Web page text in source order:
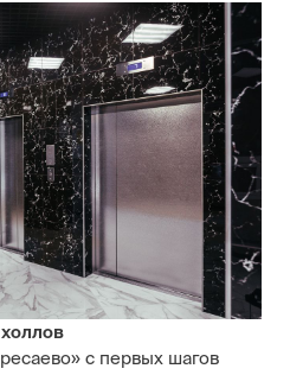
с первых шагов